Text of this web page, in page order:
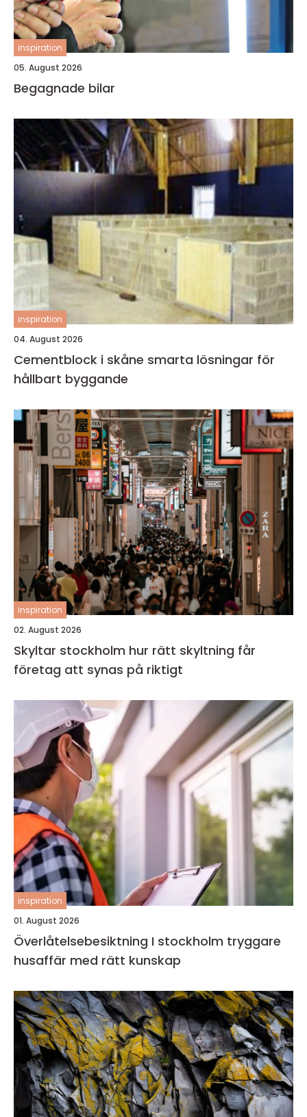
inspiration
05. August 2026
Begagnade bilar
inspiration
04. August 2026
Cementblock i skåne smarta lösningar för
hållbart byggande
inspiration
02. August 2026
Skyltar stockholm hur rätt skyltning får
företag att synas på riktigt
inspiration
01. August 2026
Överlåtelsebesiktning I stockholm tryggare
husaffär med rätt kunskap